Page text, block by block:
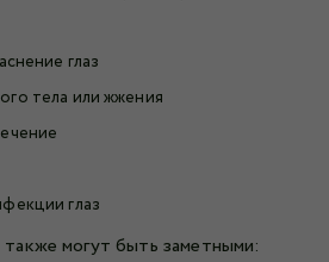
глаз
тела или жжения
глаз
могут быть заметными: